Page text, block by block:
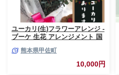
ユーカリ(生)フラワーアレンジ -
ブーケ 生花 アレンジメント 国
ンテリア 虫よけ作用 人気 おす
熊本県甲佐町
10,000円